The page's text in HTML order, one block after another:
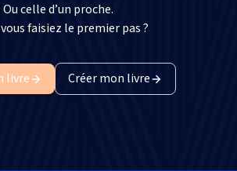
Ou celle d’un proche.
faisiez le premier pas ?
livre Créer mon livre